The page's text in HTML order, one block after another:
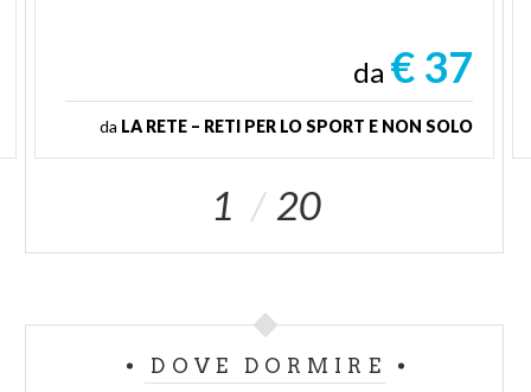
da € 37
da LA RETE – RETI PER LO SPORT E NON SOLO
1 20
DOVE DORMIRE